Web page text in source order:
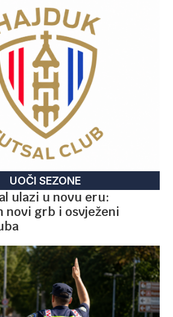
UOČI SEZONE
ulazi u novu eru:
novi grb i osvježeni